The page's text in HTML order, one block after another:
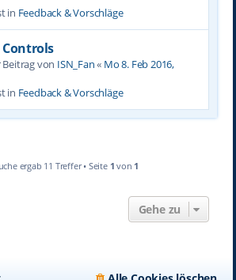
in Feedback & Vorschläge
Controls
von ISN_Fan« Mo 8. Feb 2016,
in Feedback & Vorschläge
ergab 11 Treffer • Seite 1 von 1
Gehe zu